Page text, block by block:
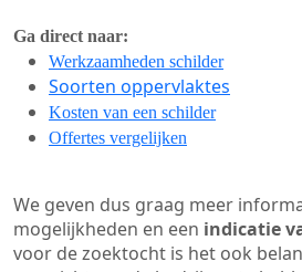
Ga direct naar:
Werkzaamheden schilder
Soorten oppervlaktes
Kosten van een schilder
Offertes vergelijken
We geven dus graag meer
mogelijkheden en een indicatie
voor de zoektocht is het ook